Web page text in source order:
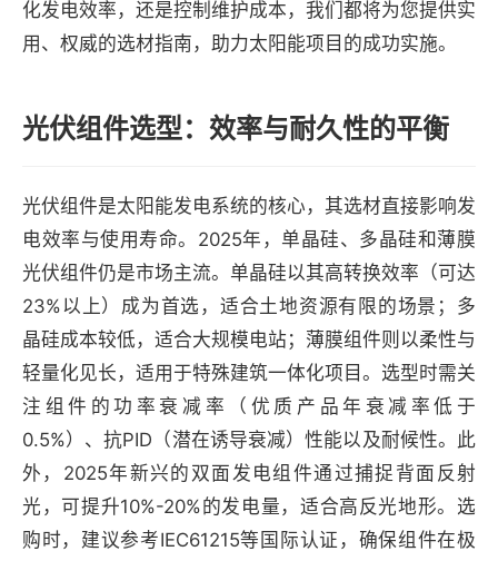
化发电效率，还是控制维护成本，我们都将为您提供实
用、权威的选材指南，助力太阳能项目的成功实施。
光伏组件选型：效率与耐久性的平衡
光伏组件是太阳能发电系统的核心，其选材直接影响发
电效率与使用寿命。2025年，单晶硅、多晶硅和薄膜
光伏组件仍是市场主流。单晶硅以其高转换效率（可达
23%以上）成为首选，适合土地资源有限的场景；多
晶硅成本较低，适合大规模电站；薄膜组件则以柔性与
轻量化见长，适用于特殊建筑一体化项目。选型时需关
注组件的功率衰减率（优质产品年衰减率低于
0.5%）、抗PID（潜在诱导衰减）性能以及耐候性。此
外，2025年新兴的双面发电组件通过捕捉背面反射
光，可提升10%-20%的发电量，适合高反光地形。选
购时，建议参考IEC61215等国际认证，确保组件在极